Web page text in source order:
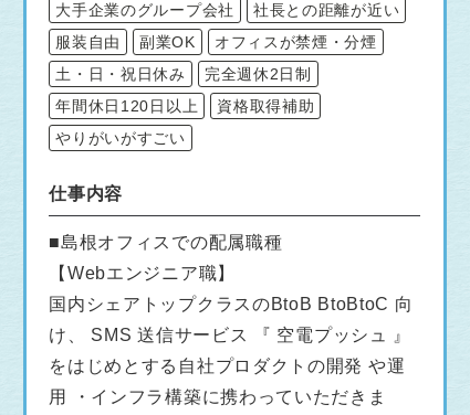
大手企業のグループ会社
社長との距離が近い
服装自由
副業OK
オフィスが禁煙・分煙
土・日・祝日休み
完全週休2日制
年間休日120日以上
資格取得補助
やりがいがすごい
仕事内容
■島根オフィスでの配属職種
【Webエンジニア職】
国内シェアトップクラスのBtoB BtoBtoC 向
け、 SMS 送信サービス 『 空電プッシュ 』
をはじめとする自社プロダクトの開発 や運
用 ・インフラ構築に携わっていただきま